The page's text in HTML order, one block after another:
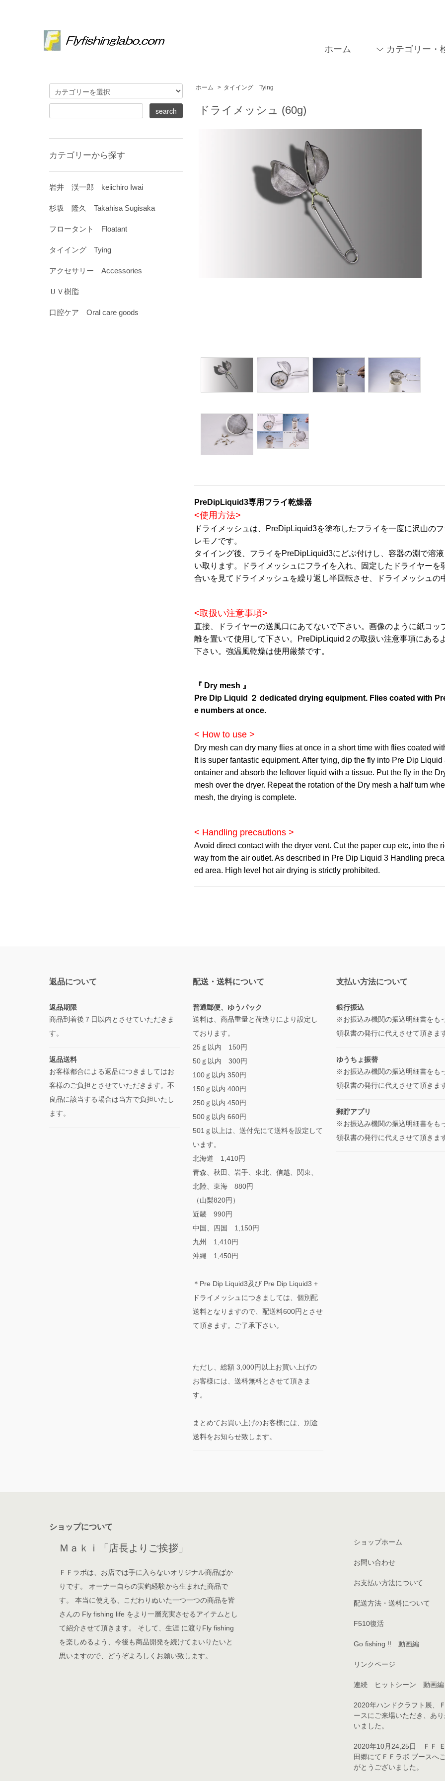
ホーム カテゴリー・
ホーム > タイイング Tying
ドライメッシュ (60g)
PreDipLiquid3専用フライ乾燥器
<使用方法>
ドライメッシュは、PreDipLiquid3を塗布したフライを一度に沢山の
レモノです。
タイイング後、フライをPreDipLiquid3にどぶ付けし、容器の淵で溶
い取ります。ドライメッシュにフライを入れ、固定したドライヤー
合いを見てドライメッシュを繰り返し半回転させ、ドライメッシュの
<取扱い注意事項>
直接、ドライヤーの送風口にあてないで下さい。画像のように紙コ
離を置いて使用して下さい。PreDipLiquid２の取扱い注意事項にある
下さい。強温風乾燥は使用厳禁です。
『 Dry mesh 』
Pre Dip Liquid ２ dedicated drying equipment. Flies coated with
e numbers at once.
< How to use >
Dry mesh can dry many flies at once in a short time with flies coated
It is super fantastic equipment. After tying, dip the fly into Pre Dip
ontainer and absorb the leftover liquid with a tissue. Put the fly in the
mesh over the dryer. Repeat the rotation of the Dry mesh a half turn
mesh, the drying is complete.
< Handling precautions >
Avoid direct contact with the dryer vent. Cut the paper cup etc, into the
way from the air outlet. As described in Pre Dip Liquid 3 Handling
ed area. High level hot air drying is strictly prohibited.
カテゴリーから探す
岩井 渓一郎 keiichiro Iwai
杉坂 隆久 Takahisa Sugisaka
フロータント Floatant
タイイング Tying
アクセサリー Accessories
ＵＶ樹脂
口腔ケア Oral care goods
返品について
返品期限
商品到着後７日以内とさせていただきま
す。
返品送料
お客様都合による返品につきましてはお
客様のご負担とさせていただきます。不
良品に該当する場合は当方で負担いたし
ます。
配送・送料について
普通郵便、ゆうパック
送料は、商品重量と荷造りにより設定し
ております。
25ｇ以内 150円
50ｇ以内 300円
100ｇ以内 350円
150ｇ以内 400円
250ｇ以内 450円
500ｇ以内 660円
501ｇ以上は、送付先にて送料を設定して
います。
北海道 1,410円
青森、秋田、岩手、東北、信越、関東、
北陸、東海 880円
（山梨820円）
近畿 990円
中国、四国 1,150円
九州 1,410円
沖縄 1,450円
＊Pre Dip Liquid3及び Pre Dip Liquid3 +
ドライメッシュにつきましては、個別配
送料となりますので、配送料600円とさせ
て頂きます。ご了承下さい。
ただし、総額 3,000円以上お買い上げの
お客様には、送料無料とさせて頂きま
す。
まとめてお買い上げのお客様には、別途
送料をお知らせ致します。
支払い方法について
銀行振込
※お振込み機関の振込明細書をも
領収書の発行に代えさせて頂きま
ゆうちょ振替
※お振込み機関の振込明細書をも
領収書の発行に代えさせて頂きま
郵貯アプリ
※お振込み機関の振込明細書をも
領収書の発行に代えさせて頂きま
ショップについて
Ｍａｋｉ「店長よりご挨拶」
ＦＦラボは、お店では手に入らないオリジナル商品ばか
りです。 オーナー自らの実釣経験から生まれた商品で
す。 本当に使える、こだわりぬいた一つ一つの商品を皆
さんの Fly fishing life をより一層充実させるアイテムとし
て紹介させて頂きます。 そして、生涯 に渡りFly fishing
を楽しめるよう、今後も商品開発を続けてまいりたいと
思いますので、どうぞよろしくお願い致します。
ショップホーム
お問い合わせ
お支払い方法について
配送方法・送料について
F510復活
Go fishing !! 動画編
リンクページ
連続 ヒットシーン 動画編
2020年ハンドクラフト展、
ースにご来場いただき、あ
いました。
2020年10月24,25日 ＦＦ
田郷にてＦＦラボ ブースへ
がとうございました。